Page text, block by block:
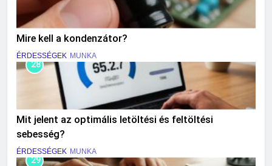
Mire kell a kondenzátor?
ÉRDESSÉGEK MUNKA
28
Mit jelent az optimális letöltési és feltöltési
sebesség?
ÉRDESSÉGEK MUNKA
29